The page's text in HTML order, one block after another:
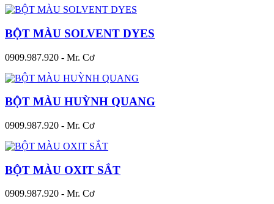
BỘT MÀU SOLVENT DYES
0909.987.920 - Mr. Cơ
BỘT MÀU HUỲNH QUANG
0909.987.920 - Mr. Cơ
BỘT MÀU OXIT SẮT
0909.987.920 - Mr. Cơ